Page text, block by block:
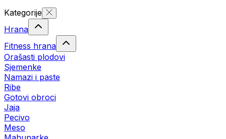
Kategorije
Hrana
Fitness hrana
Orašasti plodovi
Sjemenke
Namazi i paste
Ribe
Gotovi obroci
Jaja
Pecivo
Meso